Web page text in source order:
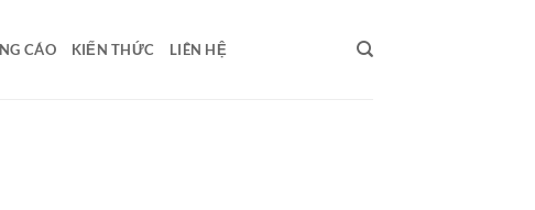
CÁO KIẾN THỨC LIÊN HỆ